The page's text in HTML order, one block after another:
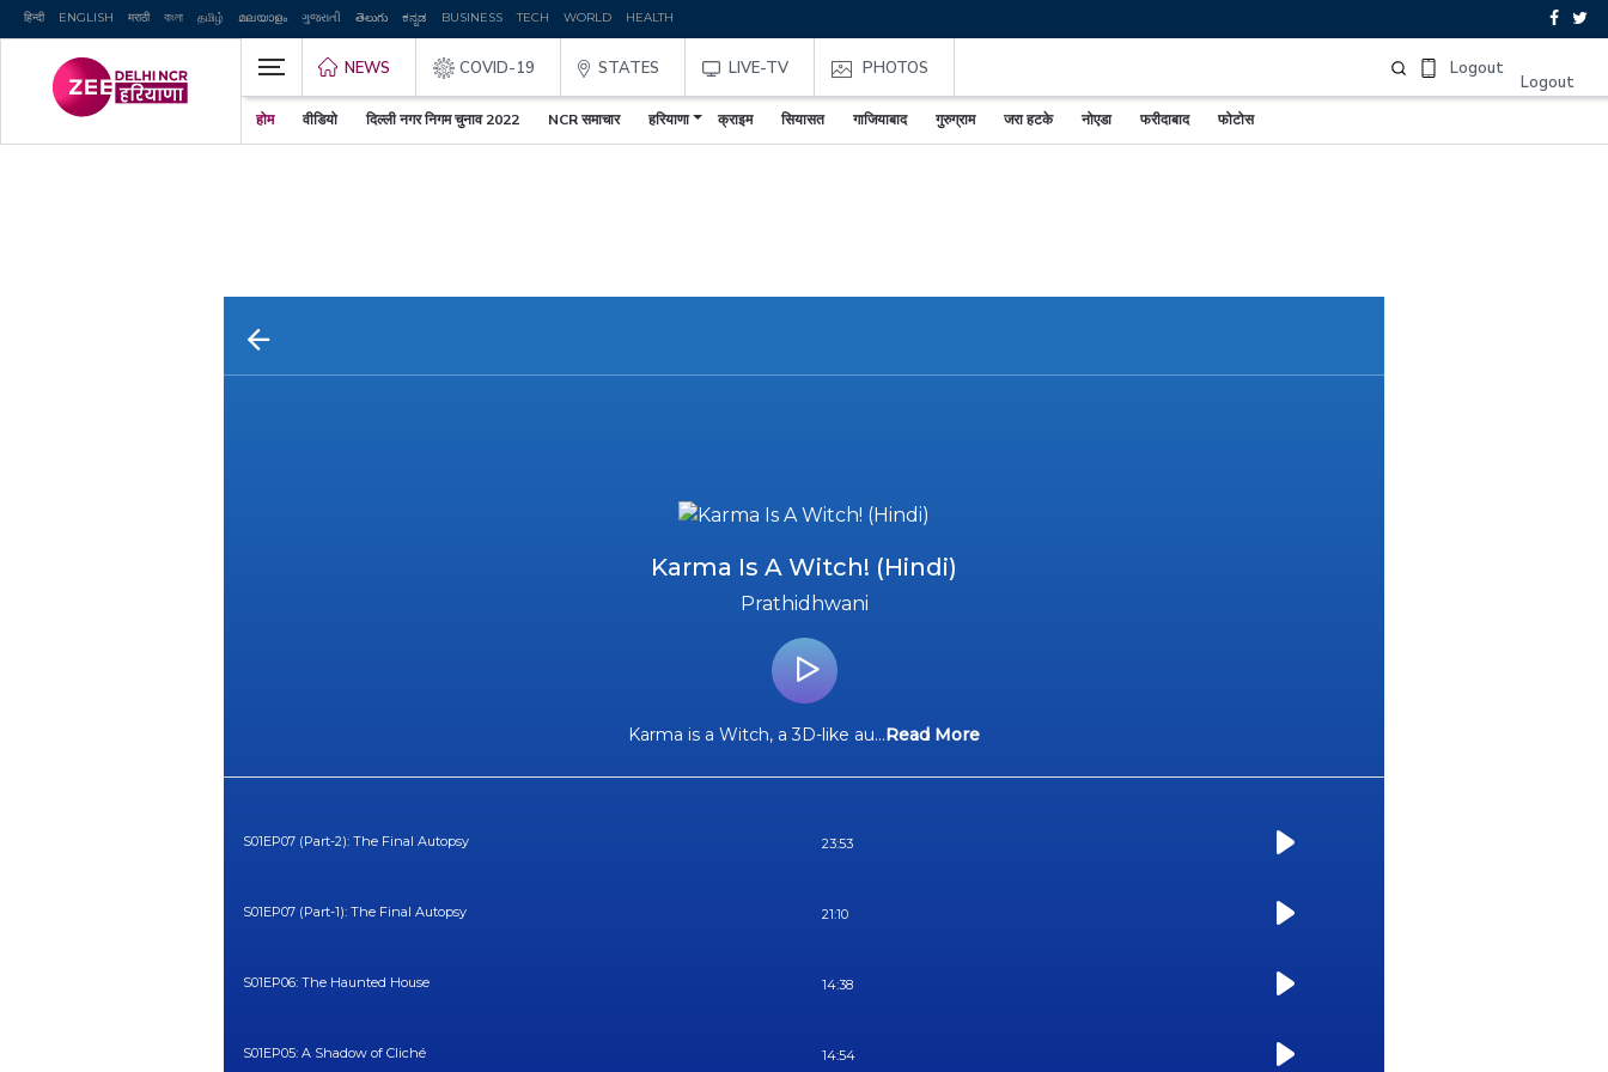
हिन्दी ENGLISH मराठी বাংলা தமிழ் മലയാളം ગુજરાતી తెలుగు ಕನ್ನಡ BUSINESS TECH WORLD HEALTH
NEWS COVID-19 STATES LIVE-TV PHOTOS Logout
Logout
होम वीडियो दिल्ली नगर निगम चुनाव 2022 NCR समाचार हरियाणा क्राइम सियासत गाजियाबाद गुरुग्राम जरा हटके नोएडा फरीदाबाद फोटोस
Karma Is A Witch! (Hindi)
Prathidhwani
Karma is a Witch, a 3D-like au...Read More
S01EP07 (Part-2): The Final Autopsy 23:53
S01EP07 (Part-1): The Final Autopsy 21:10
S01EP06: The Haunted House 14:38
S01EP05: A Shadow of Cliché 14:54